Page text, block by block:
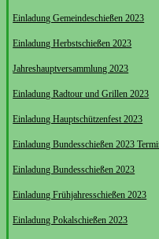
Einladung Gemeindeschießen 2023
Einladung Herbstschießen 2023
Jahreshauptversammlung 2023
Einladung Radtour und Grillen 2023
Einladung Hauptschützenfest 2023
Einladung Bundesschießen 2023
Einladung Bundesschießen 2023
Einladung Frühjahresschießen 2023
Einladung Pokalschießen 2023